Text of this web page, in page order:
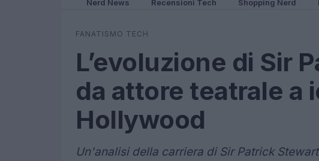
Nerd News Recensioni Tech Shopping Nerd
FANATISMO TECH
L’evoluzione di Sir
da attore teatrale a
Hollywood
Un'analisi della carriera di Sir Patrick